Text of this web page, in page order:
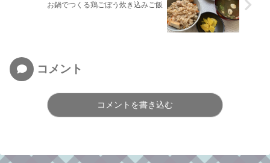
お鍋でつくる鶏ごぼう炊き込みご飯
コメント
コメントを書き込む